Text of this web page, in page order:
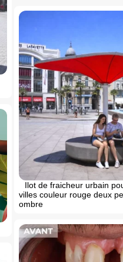
Ilot de fraicheur urbain
villes couleur rouge deux
ombre